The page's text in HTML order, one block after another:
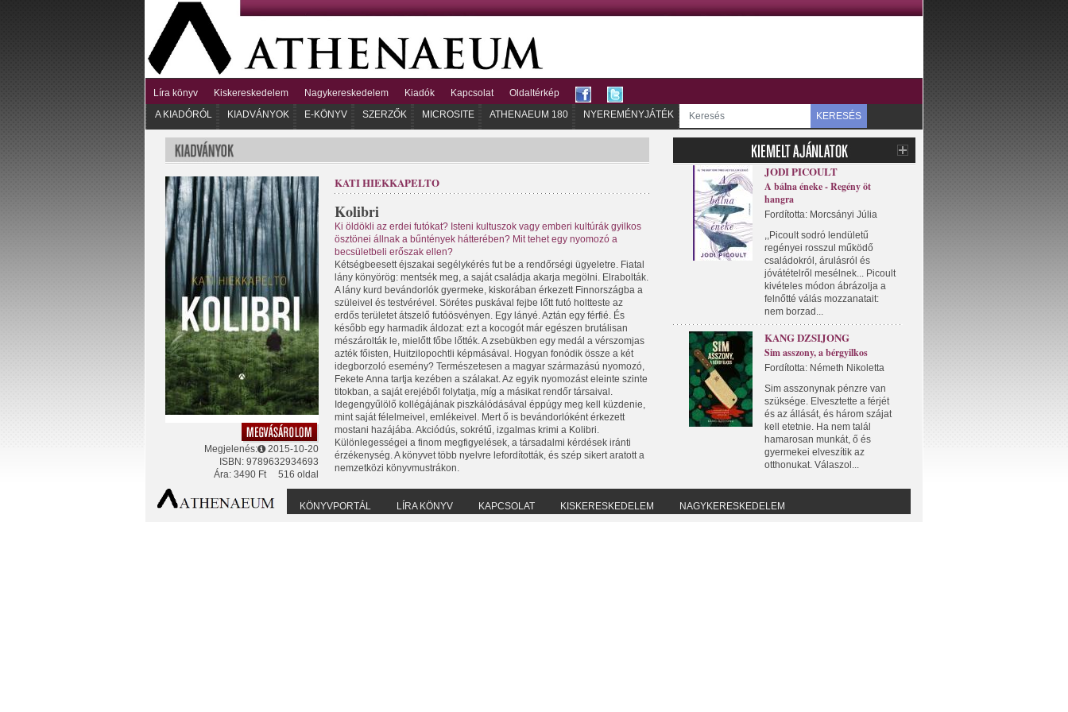
Líra könyv Kiskereskedelem Nagykereskedelem Kiadók Kapcsolat
Oldaltérkép
A KIADÓRÓL
KIADVÁNYOK E-KÖNYV SZERZŐK MICROSITE ATHENAEUM 180 NYEREMÉNYJÁTÉK KERESÉS
Megjelenés:
2015-10-20
ISBN: 9789632934693
516 oldal
Ára: 3490 Ft
KATI HIEKKAPELTO
Kolibri
Ki öldökli az erdei futókat? Isteni kultuszok vagy emberi kultúrák gyilkos
ösztönei állnak a bűntények hátterében? Mit tehet egy nyomozó a
becsületbeli erőszak ellen?
Kétségbeesett éjszakai segélykérés fut be a rendőrségi ügyeletre. Fiatal
lány könyörög: mentsék meg, a saját családja akarja megölni. Elrabolták.
A lány kurd bevándorlók gyermeke, kiskorában érkezett Finnországba a
szüleivel és testvérével. Sörétes puskával fejbe lőtt futó holtteste az
erdős területet átszelő futóösvényen. Egy lányé. Aztán egy férfié. És
később egy harmadik áldozat: ezt a kocogót már egészen brutálisan
mészárolták le, mielőtt főbe lőtték. A zsebükben egy medál a vérszomjas
azték főisten, Huitzilopochtli képmásával. Hogyan fonódik össze a két
idegborzoló esemény? Természetesen a magyar származású nyomozó,
Fekete Anna tartja kezében a szálakat. Az egyik nyomozást eleinte szinte
titokban, a saját erejéből folytatja, míg a másikat rendőr társaival.
Idegengyűlölő kollégájának piszkálódásával éppúgy meg kell küzdenie,
mint saját félelmeivel, emlékeivel. Mert ő is bevándorlóként érkezett
mostani hazájába. Akciódús, sokrétű, izgalmas krimi a Kolibri.
Különlegességei a finom megfigyelések, a társadalmi kérdések iránti
érzékenység. A könyvet több nyelvre lefordították, és szép sikert aratott a
nemzetközi könyvmustrákon.
JODI PICOULT
A bálna éneke - Regény öt
hangra
Fordította: Morcsányi Júlia
,,Picoult sodró lendületű
regényei rosszul működő
családokról, árulásról és
jóvátételről mesélnek... Picoult
kivételes módon ábrázolja a
felnőtté válás mozzanatait:
nem borzad...
KANG DZSIJONG
Sim asszony, a bérgyilkos
Fordította: Németh Nikoletta
Sim asszonynak pénzre van
szüksége. Elvesztette a férjét
és az állását, és három szájat
kell etetnie. Ha nem talál
hamarosan munkát, ő és
gyermekei elveszítik az
otthonukat. Válaszol...
KÖNYVPORTÁL LÍRA KÖNYV KAPCSOLAT KISKERESKEDELEM NAGYKERESKEDELEM